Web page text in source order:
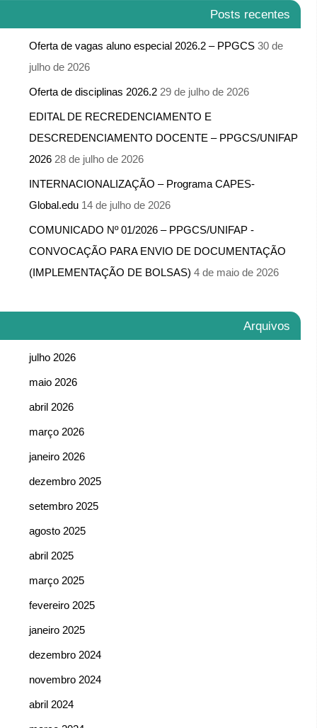
Posts recentes
Oferta de vagas aluno especial 2026.2 – PPGCS 30 de
julho de 2026
Oferta de disciplinas 2026.2 29 de julho de 2026
EDITAL DE RECREDENCIAMENTO E
DESCREDENCIAMENTO DOCENTE – PPGCS/UNIFAP
2026 28 de julho de 2026
INTERNACIONALIZAÇÃO – Programa CAPES-
Global.edu 14 de julho de 2026
COMUNICADO Nº 01/2026 – PPGCS/UNIFAP -​
CONVOCAÇÃO PARA ENVIO DE DOCUMENTAÇÃO
(IMPLEMENTAÇÃO DE BOLSAS) 4 de maio de 2026
Arquivos
julho 2026
maio 2026
abril 2026
março 2026
janeiro 2026
dezembro 2025
setembro 2025
agosto 2025
abril 2025
março 2025
fevereiro 2025
janeiro 2025
dezembro 2024
novembro 2024
abril 2024